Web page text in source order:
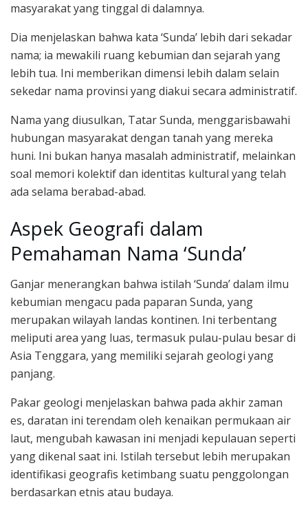
masyarakat yang tinggal di dalamnya.
Dia menjelaskan bahwa kata ‘Sunda’ lebih dari sekadar
nama; ia mewakili ruang kebumian dan sejarah yang
lebih tua. Ini memberikan dimensi lebih dalam selain
sekedar nama provinsi yang diakui secara administratif.
Nama yang diusulkan, Tatar Sunda, menggarisbawahi
hubungan masyarakat dengan tanah yang mereka
huni. Ini bukan hanya masalah administratif, melainkan
soal memori kolektif dan identitas kultural yang telah
ada selama berabad-abad.
Aspek Geografi dalam
Pemahaman Nama ‘Sunda’
Ganjar menerangkan bahwa istilah ‘Sunda’ dalam ilmu
kebumian mengacu pada paparan Sunda, yang
merupakan wilayah landas kontinen. Ini terbentang
meliputi area yang luas, termasuk pulau-pulau besar di
Asia Tenggara, yang memiliki sejarah geologi yang
panjang.
Pakar geologi menjelaskan bahwa pada akhir zaman
es, daratan ini terendam oleh kenaikan permukaan air
laut, mengubah kawasan ini menjadi kepulauan seperti
yang dikenal saat ini. Istilah tersebut lebih merupakan
identifikasi geografis ketimbang suatu penggolongan
berdasarkan etnis atau budaya.